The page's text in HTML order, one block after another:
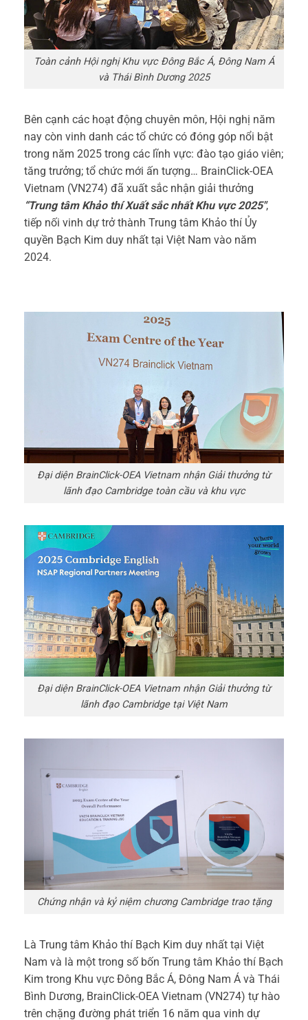
Toàn cảnh Hội nghị Khu vực Đông Bắc Á, Đông Nam Á
và Thái Bình Dương 2025
Bên cạnh các hoạt động chuyên môn, Hội nghị năm
nay còn vinh danh các tổ chức có đóng góp nổi bật
trong năm 2025 trong các lĩnh vực: đào tạo giáo viên;
tăng trưởng; tổ chức mới ấn tượng… BrainClick-OEA
Vietnam (VN274) đã xuất sắc nhận giải thưởng
“Trung tâm Khảo thí Xuất sắc nhất Khu vực 2025″,
tiếp nối vinh dự trở thành Trung tâm Khảo thí Ủy
quyền Bạch Kim duy nhất tại Việt Nam vào năm
2024.
Đại diện BrainClick-OEA Vietnam nhận Giải thưởng từ
lãnh đạo Cambridge toàn cầu và khu vực
Đại diện BrainClick-OEA Vietnam nhận Giải thưởng từ
lãnh đạo Cambridge tại Việt Nam
Chứng nhận và kỷ niệm chương Cambridge trao tặng
Là Trung tâm Khảo thí Bạch Kim duy nhất tại Việt
Nam và là một trong số bốn Trung tâm Khảo thí Bạch
Kim trong Khu vực Đông Bắc Á, Đông Nam Á và Thái
Bình Dương, BrainClick-OEA Vietnam (VN274) tự hào
trên chặng đường phát triển 16 năm qua vinh dự